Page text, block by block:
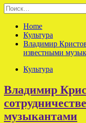
Найти:
Home
Культура
Владимир
известными
Культура
Владимир
музыкантами